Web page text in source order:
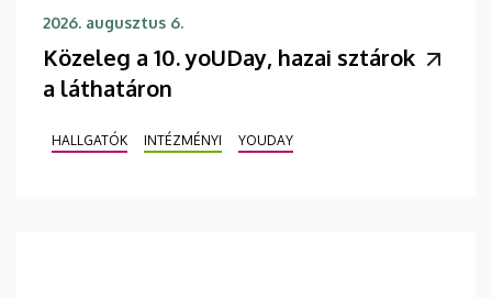
2026. augusztus 6.
Közeleg a 10. yoUDay, hazai sztárok
a láthatáron
HALLGATÓK INTÉZMÉNYI YOUDAY